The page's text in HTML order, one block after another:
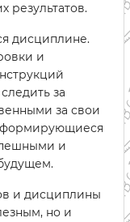
результатов.
дисциплине.
и
за
за свои
формирующиеся
и
и дисциплины
но и